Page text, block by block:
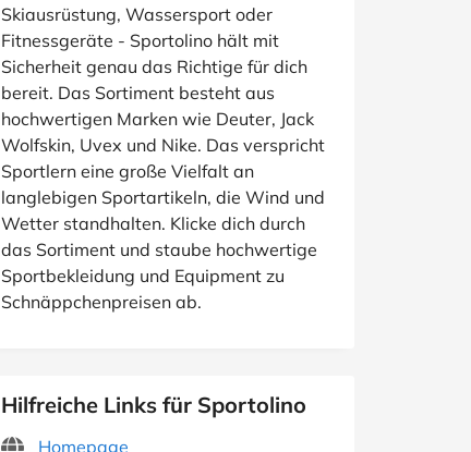
Skiausrüstung, Wassersport oder
Fitnessgeräte - Sportolino hält mit
Sicherheit genau das Richtige für dich
bereit. Das Sortiment besteht aus
hochwertigen Marken wie Deuter, Jack
Wolfskin, Uvex und Nike. Das verspricht
Sportlern eine große Vielfalt an
langlebigen Sportartikeln, die Wind und
Wetter standhalten. Klicke dich durch
das Sortiment und staube hochwertige
Sportbekleidung und Equipment zu
Schnäppchenpreisen ab.
Hilfreiche Links für Sportolino
Homepage